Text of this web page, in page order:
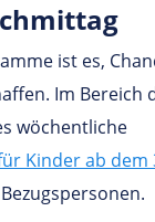
ist es,
Im Bereich
wöchentliche
Kinder ab dem